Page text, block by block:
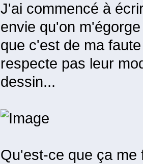
J'ai commencé à
envie qu'on
que c'est de ma
respecte pas leur
dessin...
Qu'est-ce que ça me